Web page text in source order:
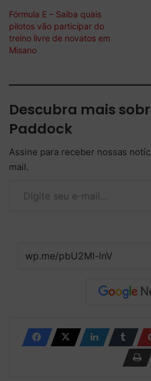
Fórmula E – Saiba quais
pilotos vão participar do
treino livre de novatos em
Misano
Descubra mais
Paddock
Assine para receber nossas
mail.